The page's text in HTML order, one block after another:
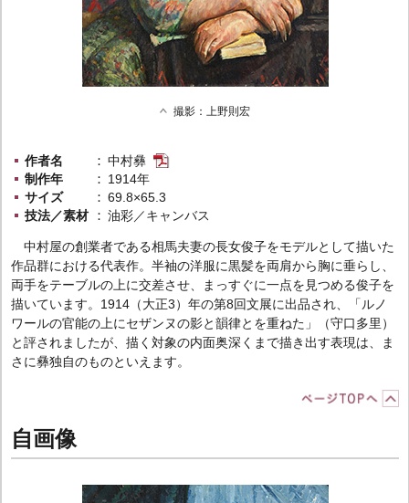
撮影：上野則宏
作者名
中村彝
制作年
1914年
サイズ
69.8×65.3
技法／素材
油彩／キャンバス
中村屋の創業者である相馬夫妻の長女俊子をモデルとして描いた
作品群における代表作。半袖の洋服に黒髪を両肩から胸に垂らし、
両手をテーブルの上に交差させ、まっすぐに一点を見つめる俊子を
描いています。1914（大正3）年の第8回文展に出品され、「ルノ
ワールの官能の上にセザンヌの影と韻律とを重ねた」（守口多里）
と評されましたが、描く対象の内面奥深くまで描き出す表現は、ま
さに彝独自のものといえます。
自画像